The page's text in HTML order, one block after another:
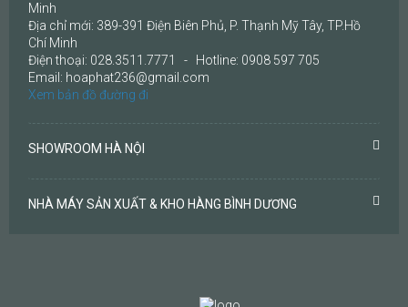
Minh
Địa chỉ mới: 389-391 Điện Biên Phủ, P. Thạnh Mỹ Tây, TP.Hồ
Chí Minh
Điện thoại: 028.3511.7771 - Hotline: 0908 597 705
Email: hoaphat236@gmail.com
Xem bản đồ đường đi
SHOWROOM HÀ NỘI
NHÀ MÁY SẢN XUẤT & KHO HÀNG BÌNH DƯƠNG